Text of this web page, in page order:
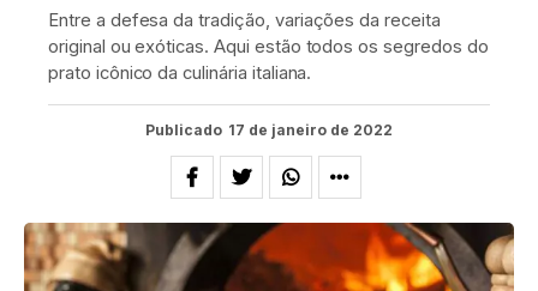
Entre a defesa da tradição, variações da receita
original ou exóticas. Aqui estão todos os segredos do
prato icônico da culinária italiana.
Publicado 17 de janeiro de 2022